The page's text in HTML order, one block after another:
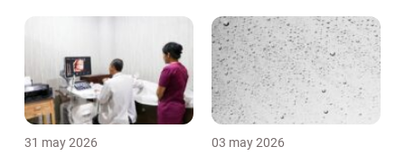
31 may 2026 03 may 2026